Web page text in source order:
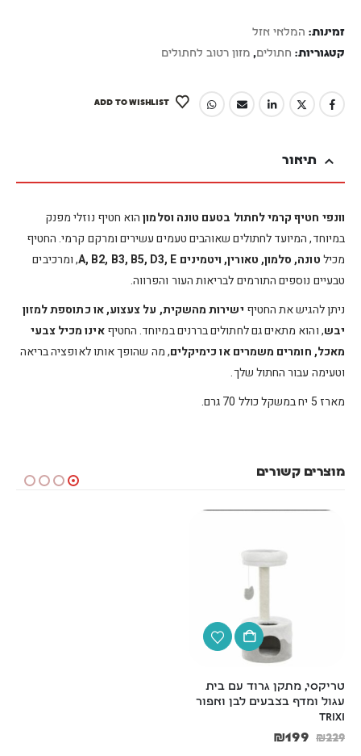
זמינות: המלאי אזל
קטגוריות: חתולים, מזון רטוב לחתולים
ADD TO WISHLIST
תיאור
וונפי חטיף קרמי לחתול בטעם טונה וסלמוןהוא חטיף נוזלי מפנק
במיוחד, המיועד לחתולים שאוהבים טעמים עשירים ומרקם קרמי. החטיף
מכילטונה, סלמון, טאורין, ויטמינים A, B2, B3, B5, D3, E
, ומרכיבים
טבעיים נוספים התורמים לבריאות העור והפרווה.
ניתן להגיש את החטיף ישירות מהשקית, על צעצוע, או כתוספת למזון
יבש, והוא מתאים גם לחתולים בררנים במיוחד. החטיףאינו מכיל צבעי
מאכל, חומרים משמרים או כימיקלים, מה שהופך אותו לאופציה בריאה
וטעימה עבור החתול שלך.
מארז 5 יח במשקל כולל 70 גרם.
מוצרים קשורים
טריקסי, מתקן גרוד עם בית
עגול ומדף בצבעים לבן ואפור
Trixi
₪229
₪199